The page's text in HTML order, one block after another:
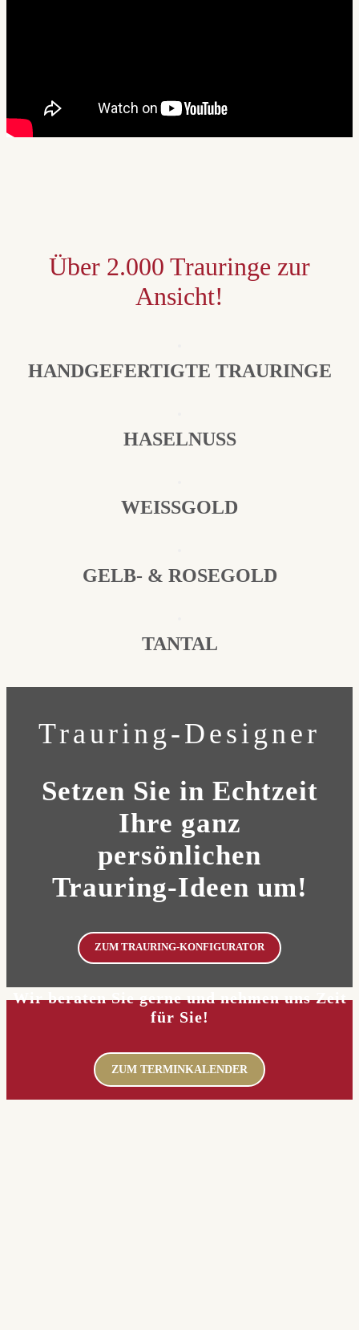
Über 2.000 Trauringe zur
Ansicht!
HANDGEFERTIGTE TRAURINGE
HASELNUSS
WEISSGOLD
GELB- & ROSEGOLD
TANTAL
Trauring-Designer
Setzen Sie in Echtzeit
Ihre ganz
persönlichen
Trauring-Ideen um!
ZUM TRAURING-KONFIGURATOR
Wir beraten Sie gerne und nehmen uns Zeit
für Sie!
ZUM TERMINKALENDER